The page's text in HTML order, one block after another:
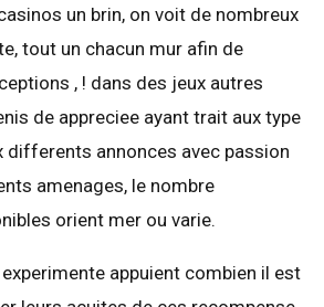
un brin, on voit de nombreux
tout un chacun mur afin de
, ! dans des jeux autres
de appreciee ayant trait aux type
differents annonces avec passion
amenages, le nombre
orient mer ou varie.
appuient combien il est